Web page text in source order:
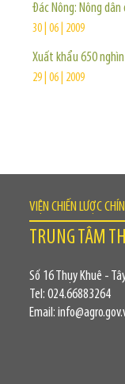
Đác Nông: Nông
30 | 06 | 2009
Xuất khẩu 650
29 | 06 | 2009
VIỆN CHIẾN LƯỢC
TRUNG TÂM
Số 16 Thụy Khuê -
Tel: 024.66883264
Email: